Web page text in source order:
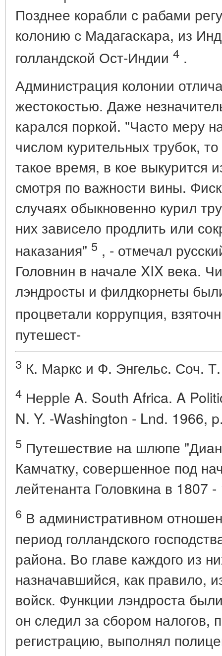
Позднее корабли с рабами
колонию с Мадагаскара, из
голландской Ост-Индии 4 .
Администрация колонии
жестокостью. Даже
карался поркой. "Часто меру
числом курительных трубок,
такое время, в кое выкурится
смотря по важности вины.
случаях обыкновенно курил
них зависело продлить или
наказания" 5 , - отмечал
Головнин в начале XIX века.
лэндросты и филдкорнеты
процветали коррупция,
путешест-
3 К. Маркс и Ф. Энгельс. Соч.
4 Неррlе A. South Africa. A
N. Y. -Washington - Lnd. 1966,
5 Путешествие на шлюпе
Камчатку, совершенное под
лейтенанта Головкина в 1807
6 В административном
период голландского
района. Во главе каждого из
назначавшийся, как правило,
войск. Функции лэндроста
он следил за сбором налогов,
регистрацию, выполнял